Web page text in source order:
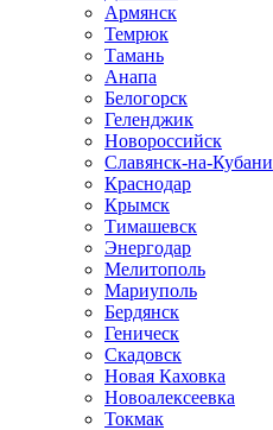
Армянск
Темрюк
Тамань
Анапа
Белогорск
Геленджик
Новороссийск
Славянск-на-Кубани
Краснодар
Крымск
Тимашевск
Энергодар
Мелитополь
Мариуполь
Бердянск
Геническ
Скадовск
Новая Каховка
Новоалексеевка
Токмак